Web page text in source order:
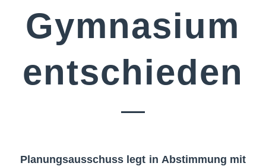
Gymnasium
entschieden
Planungsausschuss legt in Abstimmung mit